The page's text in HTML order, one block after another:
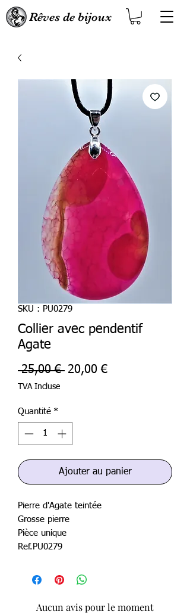
Rêves de bijoux
SKU : PU0279
Collier avec pendentif
Agate
25,00 € Prix
20,00 €Prix
TVA Incluse
Quantité *
Ajouter au panier
Pierre d'Agate teintée
Grosse pierre
Pièce unique
Ref.PU0279
Aucun avis pour le moment